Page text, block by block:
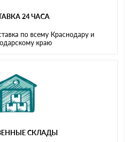
24 ЧАСА
по всему Краснодару и
краю
СКЛАДЫ